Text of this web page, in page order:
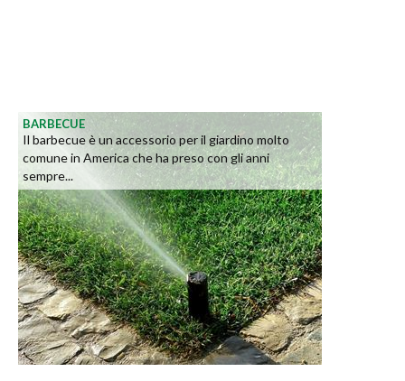
BARBECUE
Il barbecue è un accessorio per il giardino molto
comune in America che ha preso con gli anni
sempre...